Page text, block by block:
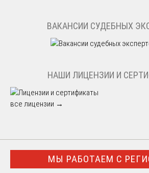
ВАКАНСИИ СУДЕБНЫХ
НАШИ ЛИЦЕНЗИИ И
все лицензии →
МЫ РАБОТАЕМ С